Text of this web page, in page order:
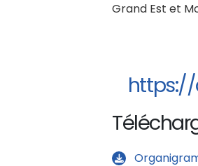
Grand Est et